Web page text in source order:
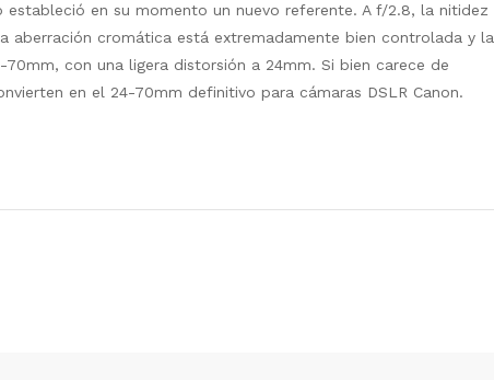
en su momento un nuevo referente. A f/2.8, la nitidez
aberración cromática está extremadamente bien controlada y la
con una ligera distorsión a 24mm. Si bien carece de
en el 24-70mm definitivo para cámaras DSLR Canon.